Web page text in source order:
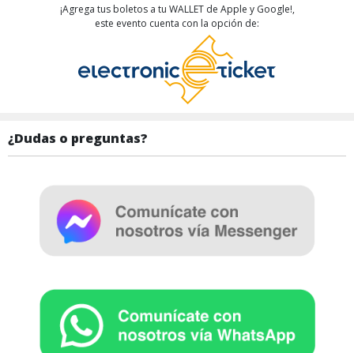
¡Agrega tus boletos a tu WALLET de Apple y Google!,
este evento cuenta con la opción de:
¿Dudas o preguntas?